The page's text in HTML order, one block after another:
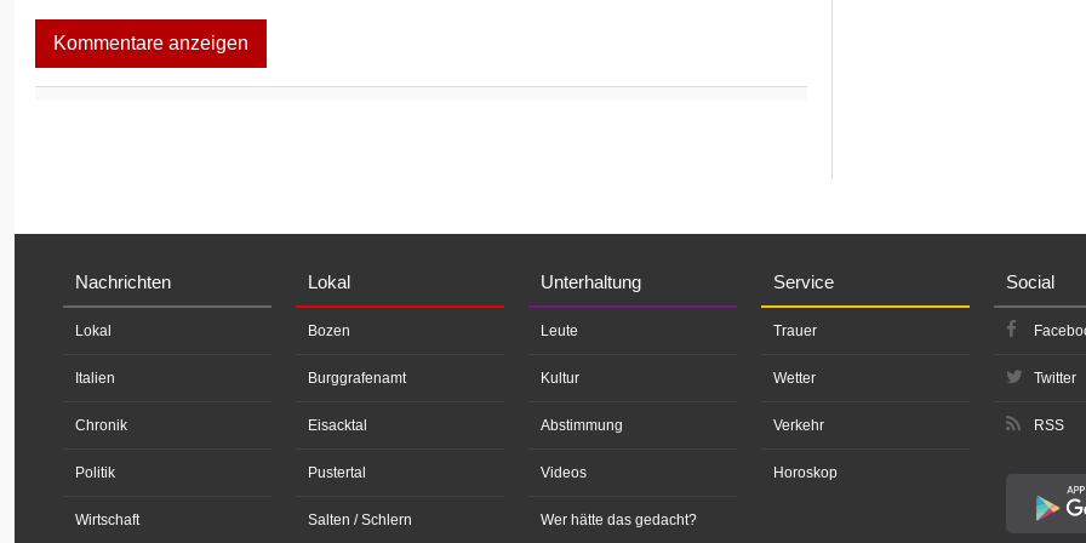
Kommentare anzeigen
Nachrichten
Lokal
Italien
Chronik
Politik
Wirtschaft
Lokal
Bozen
Burggrafenamt
Eisacktal
Pustertal
Salten / Schlern
Unterhaltung
Leute
Kultur
Abstimmung
Videos
Wer hätte das gedacht?
Service
Trauer
Wetter
Verkehr
Horoskop
Social
Twitter
RSS